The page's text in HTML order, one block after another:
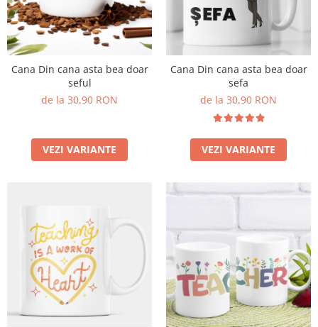
Cana Din cana asta bea doar
seful
de la 30,90 RON
VEZI VARIANTE
Cana Din cana asta bea doar
sefa
de la 30,90 RON
VEZI VARIANTE